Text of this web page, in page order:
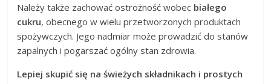
Należy także zachować ostrożność wobec białego
cukru, obecnego w wielu przetworzonych produktach
spożywczych. Jego nadmiar może prowadzić do stanów
zapalnych i pogarszać ogólny stan zdrowia.
Lepiej skupić się na świeżych składnikach i prostych